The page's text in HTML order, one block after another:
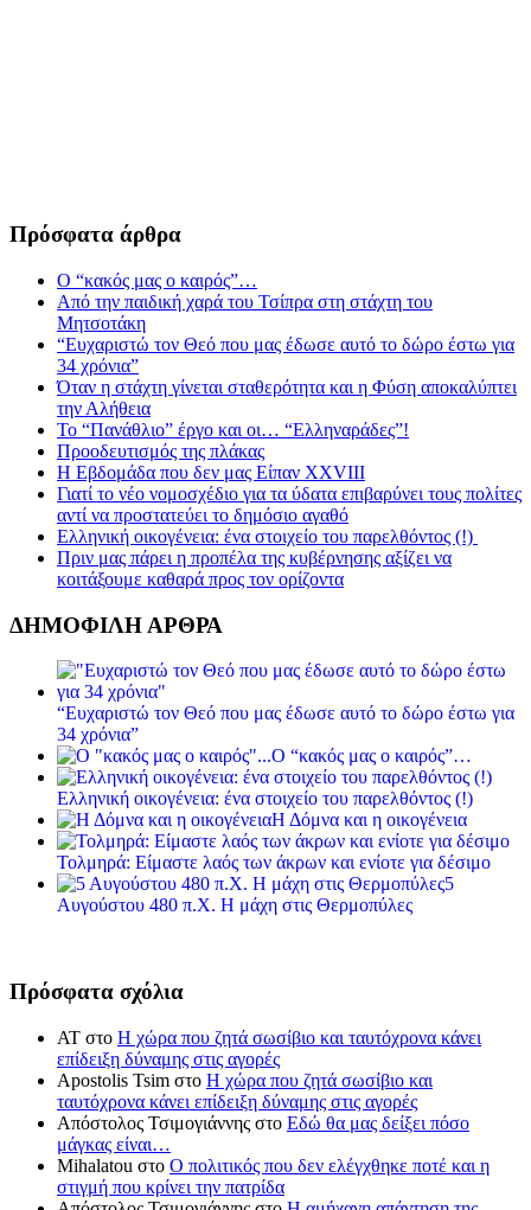
Πρόσφατα άρθρα
Ο “κακός μας ο καιρός”…
Από την παιδική χαρά του Τσίπρα στη στάχτη του
Μητσοτάκη
“Ευχαριστώ τον Θεό που μας έδωσε αυτό το δώρο έστω για
34 χρόνια”
Όταν η στάχτη γίνεται σταθερότητα και η Φύση αποκαλύπτει
την Αλήθεια
Το “Πανάθλιο” έργο και οι… “Ελληναράδες”!
Προοδευτισμός της πλάκας
Η Εβδομάδα που δεν μας Είπαν XXVIII
Γιατί το νέο νομοσχέδιο για τα ύδατα επιβαρύνει τους πολίτες
αντί να προστατεύει το δημόσιο αγαθό
Ελληνική οικογένεια: ένα στοιχείο του παρελθόντος (!)
Πριν μας πάρει η προπέλα της κυβέρνησης αξίζει να
κοιτάξουμε καθαρά προς τον ορίζοντα
ΔΗΜΟΦΙΛΗ ΑΡΘΡΑ
“Ευχαριστώ τον Θεό που μας έδωσε αυτό το δώρο έστω για
34 χρόνια”
Ο “κακός μας ο καιρός”…
Ελληνική οικογένεια: ένα στοιχείο του παρελθόντος (!)
Η Δόμνα και η οικογένεια
Τολμηρά: Είμαστε λαός των άκρων και ενίοτε για δέσιμο
5
Αυγούστου 480 π.Χ. Η μάχη στις Θερμοπύλες
Πρόσφατα σχόλια
ΑΤ στο Η χώρα που ζητά σωσίβιο και ταυτόχρονα κάνει
επίδειξη δύναμης στις αγορές
Apostolis Tsim στο Η χώρα που ζητά σωσίβιο και
ταυτόχρονα κάνει επίδειξη δύναμης στις αγορές
Απόστολος Τσιμογιάννης στο Εδώ θα μας δείξει πόσο
μάγκας είναι…
Mihalatou στο Ο πολιτικός που δεν ελέγχθηκε ποτέ και η
στιγμή που κρίνει την πατρίδα